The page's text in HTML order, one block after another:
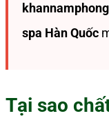
spa Hàn Quốc
Tại sao